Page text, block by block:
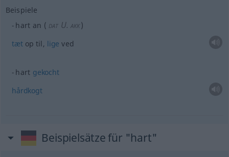
Beispiele
hart an ( DAT U. AKK )
tætop til, lige ved
hart gekocht
hårdkogt
Beispielsätze für "hart"